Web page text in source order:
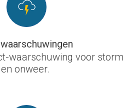
waarschuwing voor storm
en onweer.